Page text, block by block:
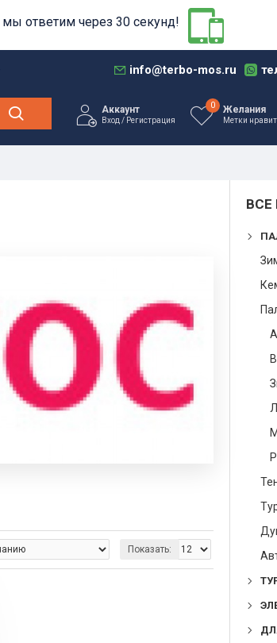
мы ответим через 30 секунд!
info@terbo-mos.ru
Аккаунт
Вход / Регистрация
Желания
Метки
0
Показать:
ВСЕ